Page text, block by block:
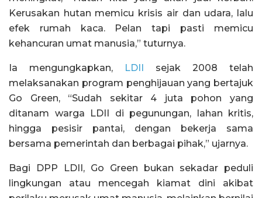
Kerusakan hutan memicu krisis air dan udara, lalu
efek rumah kaca. Pelan tapi pasti memicu
kehancuran umat manusia,” tuturnya.
Ia mengungkapkan, LDII
sejak 2008 telah
melaksanakan program penghijauan yang bertajuk
Go Green, “Sudah sekitar 4 juta pohon yang
ditanam warga LDII di pegunungan, lahan kritis,
hingga pesisir pantai, dengan bekerja sama
bersama pemerintah dan berbagai pihak,” ujarnya.
Bagi DPP LDII, Go Green bukan sekadar peduli
lingkungan atau mencegah kiamat dini akibat